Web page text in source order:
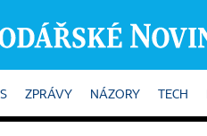
ZPRÁVY NÁZORY TECH